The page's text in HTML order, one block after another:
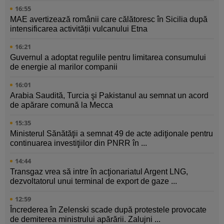
16:55
MAE avertizează românii care călătoresc în Sicilia după
intensificarea activității vulcanului Etna
16:21
Guvernul a adoptat regulile pentru limitarea consumului
de energie al marilor companii
16:01
Arabia Saudită, Turcia şi Pakistanul au semnat un acord
de apărare comună la Mecca
15:35
Ministerul Sănătăţii a semnat 49 de acte adiţionale pentru
continuarea investiţiilor din PNRR în ...
14:44
Transgaz vrea să intre în acţionariatul Argent LNG,
dezvoltatorul unui terminal de export de gaze ...
12:59
Încrederea în Zelenski scade după protestele provocate
de demiterea ministrului apărării. Zalujni ...